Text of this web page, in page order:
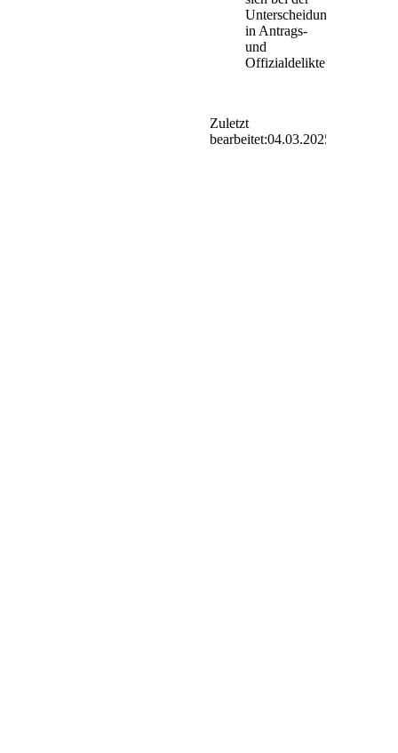
Unterscheidung
in Antrags-
und
Offizialdelikte.
Zuletzt
bearbeitet:04.03.2025